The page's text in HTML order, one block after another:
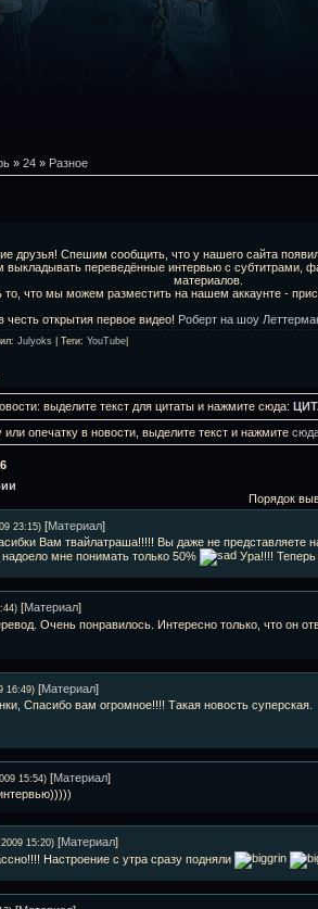
» 24 » Разное
друзья! Спешим сообщить, что у нашего сайта
переведённые интервью с субтитрами,
материалов.
то, что мы можем разместить на нашем аккаунте -
честь открытия первое видео! Роберт на шоу
: Julyoks Теги: YouTube
выделите текст для цитаты и нажмите сюда:
опечатку в новости, выделите текст и нажмите
Порядок
23:15) [Материал]
Вам твайлатраша!!!!! Вы даже не представляете
мне понимать только 50%
Ура!!!!
[Материал]
Очень понравилось. Интересно только, что он
16:49) [Материал]
Спасибо вам огромное!!!! Такая новость суперская.
15:54) [Материал]
15:20) [Материал]
Настроение с утра сразу подняли